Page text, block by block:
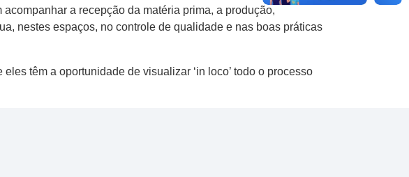
a recepção da matéria prima, a produção,
nestes espaços, no controle de qualidade e nas boas práticas
têm a oportunidade de visualizar ‘in loco’ todo o processo